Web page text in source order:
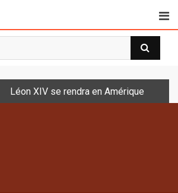
Léon XIV se rendra en Amérique latine à